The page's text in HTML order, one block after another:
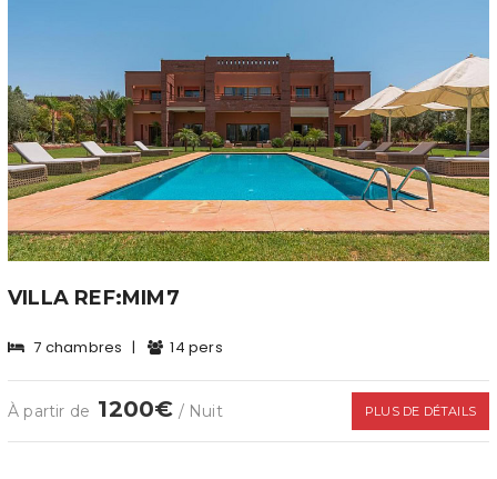
VILLA REF:MIM7
7 chambres | 14 pers
À partir de 1200€ / Nuit PLUS DE DÉTAILS